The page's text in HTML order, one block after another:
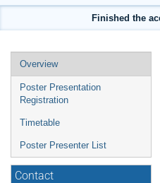
Finished the
Event
menu
Overview
Poster Presentation
Registration
Timetable
Poster Presenter List
Contact